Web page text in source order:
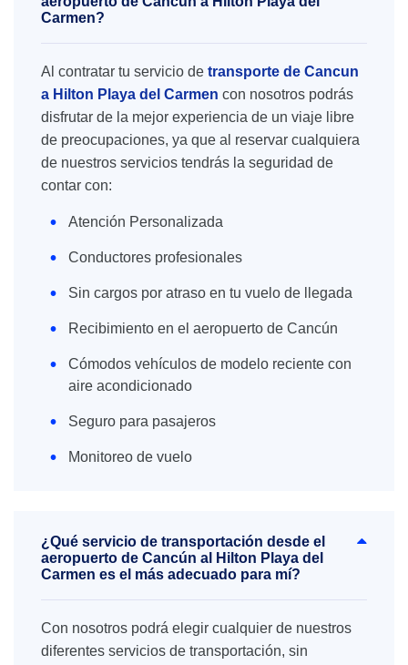
Carmen?
Al contratar tu servicio de transporte de Cancun
a Hilton Playa del Carmen con nosotros podrás
disfrutar de la mejor experiencia de un viaje libre
de preocupaciones, ya que al reservar cualquiera
de nuestros servicios tendrás la seguridad de
contar con:
Atención Personalizada
Conductores profesionales
Sin cargos por atraso en tu vuelo de llegada
Recibimiento en el aeropuerto de Cancún
Cómodos vehículos de modelo reciente con
aire acondicionado
Seguro para pasajeros
Monitoreo de vuelo
¿Qué servicio de transportación desde el
aeropuerto de Cancún al Hilton Playa del
Carmen es el más adecuado para mí?
Con nosotros podrá elegir cualquier de nuestros
diferentes servicios de transportación, sin